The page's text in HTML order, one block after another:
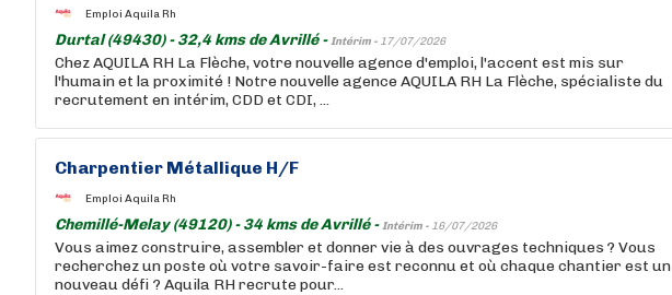
Emploi Aquila Rh
Durtal (49430) - 32,4 kms de Avrillé -Intérim - 17/07/2026
Chez AQUILA RH La Flèche, votre nouvelle agence d'emploi, l'accent est mis sur
l'humain et la proximité ! Notre nouvelle agence AQUILA RH La Flèche, spécialiste du
recrutement en intérim, CDD et CDI, ...
Charpentier Métallique H/F
Emploi Aquila Rh
Chemillé-Melay (49120) - 34 kms de Avrillé -Intérim - 16/07/2026
Vous aimez construire, assembler et donner vie à des ouvrages techniques ? Vous
recherchez un poste où votre savoir-faire est reconnu et où chaque chantier est un
nouveau défi ? Aquila RH recrute pour...